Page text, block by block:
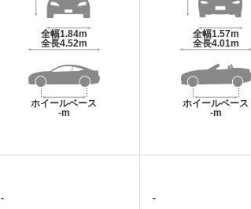
全幅1.84m
全長4.52m
ホイールベース
-m
-
全幅1.57m
全長4.01m
ホイールベース
-m
-